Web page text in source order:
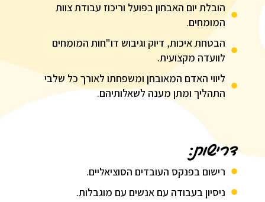
הובלת יום האבחון בפועל וריכוז עבודת צוות
המומחים.
הבטחת איכות, דיוק וגיבוש דו"חות המומחים
לוועדה מקצועית.
ליווי האדם המאובחן ומשפחתו לאורך כל שלבי
התהליך ומתן מענה לשאלותיהם.
דרישות:
רישום בפנקס העובדים הסוציאליים.
ניסיון בעבודה עם אנשים עם מוגבלות.